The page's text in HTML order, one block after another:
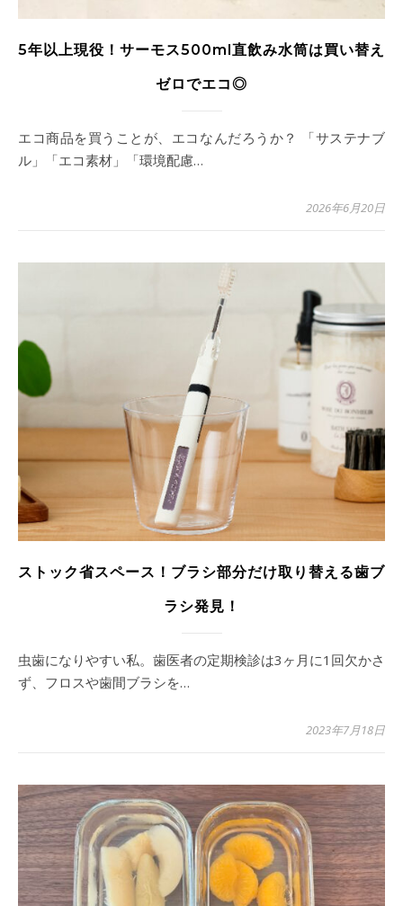
5年以上現役！サーモス500ml直飲み水筒は買い替え
ゼロでエコ◎
エコ商品を買うことが、エコなんだろうか？ 「サステナブ
ル」「エコ素材」「環境配慮…
2026年6月20日
ストック省スペース！ブラシ部分だけ取り替える歯ブ
ラシ発見！
虫歯になりやすい私。歯医者の定期検診は3ヶ月に1回欠かさ
ず、フロスや歯間ブラシを…
2023年7月18日